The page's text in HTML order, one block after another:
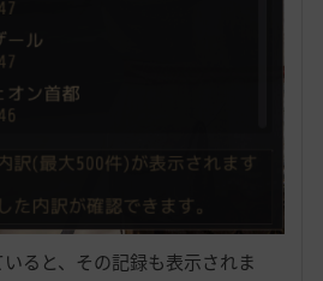
ると、その記録も表示されま